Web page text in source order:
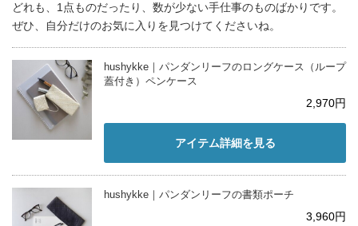
どれも、1点ものだったり、数が少ない手仕事のものばかりです。
ぜひ、自分だけのお気に入りを見つけてくださいね。
hushykke｜パンダンリーフのロングケース（ループ
蓋付き）ペンケース
2,970円
アイテム詳細を見る
hushykke｜パンダンリーフの書類ポーチ
3,960円